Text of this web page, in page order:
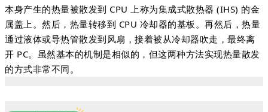
本身产生的热量被散发到 CPU 上称为集成式散热器 (IHS) 的金
属盖上。然后，热量转移到 CPU 冷却器的基板。再然后，热量
通过液体或导热管散发到风扇，接着被从冷却器吹走，最终离
开 PC。 虽然基本的机制是相似的，但这两种方法实现热量散发
的方式非常不同。